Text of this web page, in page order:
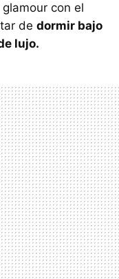
con el
de dormir bajo
lujo.